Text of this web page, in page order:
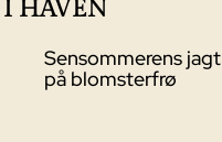
I HAVEN
Sensommerens jagt
på blomsterfrø